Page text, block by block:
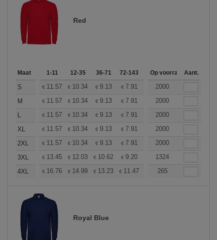
Red
Maat 1-11 12-35 36-71 72-143 144-287 288 + Meer
Op voorraadAant.
S € 11.57 € 10.34 € 9.13 € 7.91 7.30
2000
M
€ 11.57 € 10.34 € 9.13 € 7.91 7.30
2000
L
€ 11.57 € 10.34 € 9.13 € 7.91 7.30
2000
XL
€ 11.57 € 10.34 € 9.13 € 7.91 7.30
2000
2XL
€ 11.57 € 10.34 € 9.13 € 7.91 7.30
2000
3XL
€ 13.45 € 12.03 € 10.62 € 9.20 8.50
1324
4XL
€ 16.76 € 14.99 € 13.23 € 11.47 10.58
265
Royal Blue